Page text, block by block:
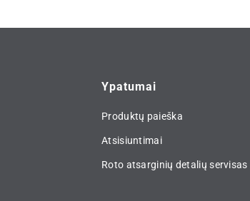
Ypatumai
Produktų paieška
Atsisiuntimai
Roto atsarginių detalių servisas